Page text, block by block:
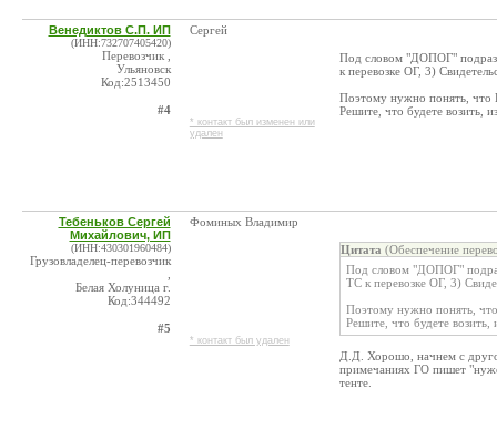
Венедиктов С.П. ИП
(ИНН:732707405420)
Перевозчик ,
Ульяновск
Код:2513450
#4
Сергей
* контакт был изменен или
удален
Под словом "ДОПОГ"
к перевозке ОГ, 3)
Поэтому нужно понять, что
Решите, что будете возить,
Тебеньков Сергей
Михайлович, ИП
(ИНН:430301960484)
Грузовладелец-перевозчик
Белая Холуница г.
Код:344492
#5
Фоминых Владимир
* контакт был удален
Цитата (Обеспечение
Под словом "ДОПОГ"
ТС к перевозке ОГ, 3)
Поэтому нужно понять,
Решите, что будете
Д.Д. Хорошо, начнем с
примечаниях ГО пишет
тенте.